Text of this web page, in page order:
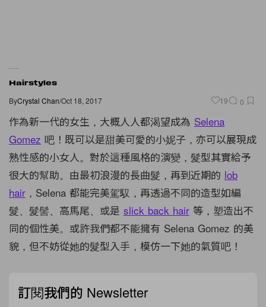
Hairstyles
ByCrystal Chan/Oct 18, 2017 19 0
作為新一代的女生，大概人人都渴望成為 Selena
Gomez 吧！既可以是甜美可愛的小妮子，亦可以展現成
熟性感的小女人。對於這種風格的演變，髮型其實給予
很大的幫助。由最初浪漫的長曲髮，再到近期的 lob
hair ，Selena 都能完美駕馭，再透過不同的造型如編
髮、髮髻、高馬尾、或是 slick back hair 等，塑造出不
同的個性美。或許我們都不能擁有 Selena Gomez 的美
貌，但不妨從她的髮型入手，模仿一下她的氣質吧！
訂閱我們的 Newsletter